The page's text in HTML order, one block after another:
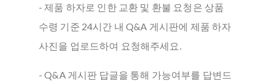
- 제품 하자로 인한 교환 및 환불 요청은 상품
수령 기준 24시간 내 Q&A 게시판에 제품 하자
사진을 업로드하여 요청해주세요.
- Q&A 게시판 답글을 통해 가능여부를 답변드